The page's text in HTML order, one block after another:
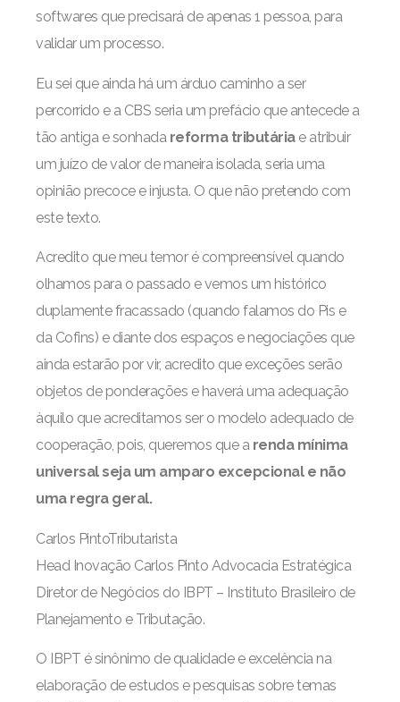
softwares que precisará de apenas 1 pessoa, para
validar um processo.
Eu sei que ainda há um árduo caminho a ser
percorrido e a CBS seria um prefácio que antecede a
tão antiga e sonhada reforma tributáriae atribuir
um juízo de valor de maneira isolada, seria uma
opinião precoce e injusta. O que não pretendo com
este texto.
Acredito que meu temor é compreensível quando
olhamos para o passado e vemos um histórico
duplamente fracassado (quando falamos do Pis e
da Cofins) e diante dos espaços e negociações que
ainda estarão por vir, acredito que exceções serão
objetos de ponderações e haverá uma adequação
àquilo que acreditamos ser o modelo adequado de
cooperação, pois, queremos que a renda mínima
universal seja um amparo excepcional e não
uma regra geral.
Carlos PintoTributarista
Head Inovação Carlos Pinto Advocacia Estratégica
Diretor de Negócios do IBPT – Instituto Brasileiro de
Planejamento e Tributação.
O IBPT é sinônimo de qualidade e excelência na
elaboração de estudos e pesquisas sobre temas